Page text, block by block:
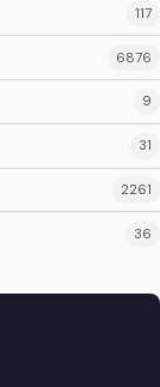
117
6876
9
31
2261
36